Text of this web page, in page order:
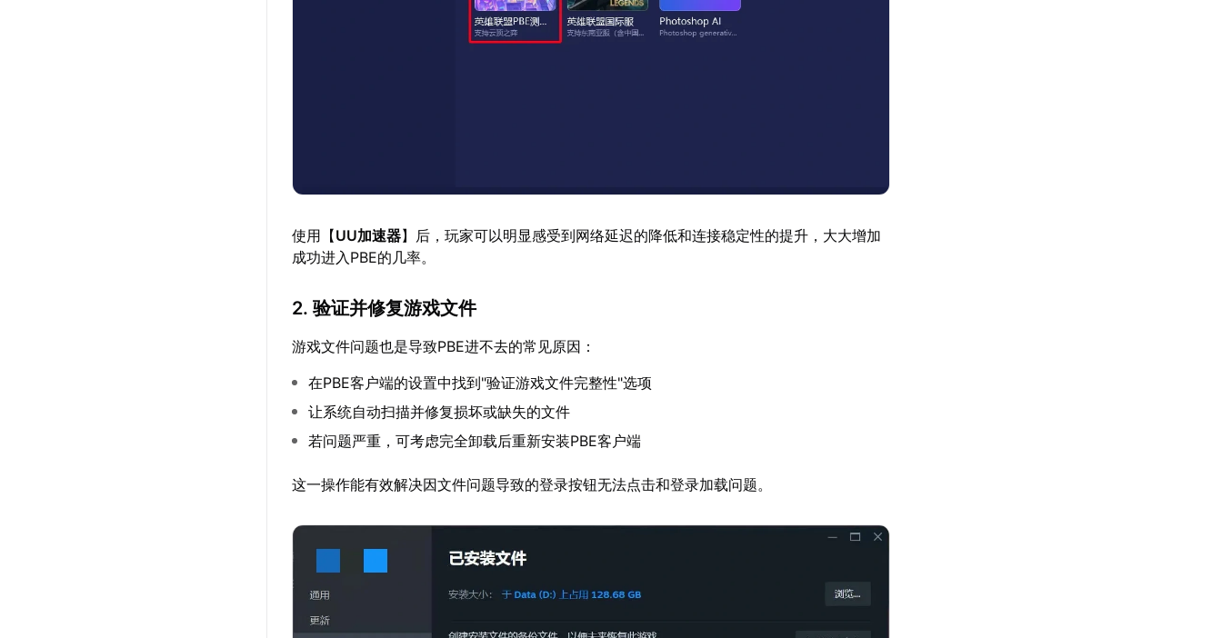
使用【UU加速器】后，玩家可以明显感受到网络延迟的降低和连接稳定性的提升，大大增加
成功进入PBE的几率。
2. 验证并修复游戏文件
游戏文件问题也是导致PBE进不去的常见原因：
在PBE客户端的设置中找到"验证游戏文件完整性"选项
让系统自动扫描并修复损坏或缺失的文件
若问题严重，可考虑完全卸载后重新安装PBE客户端
这一操作能有效解决因文件问题导致的登录按钮无法点击和登录加载问题。